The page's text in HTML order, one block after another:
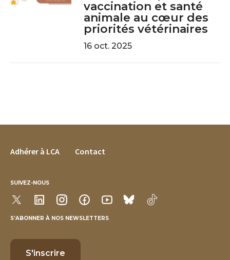
vaccination et santé
animale au cœur des
priorités vétérinaires
16 oct. 2025
FOOTER MENU
Adhérer à LCA Contact
SUIVEZ-NOUS
S’ABONNER À NOS NEWSLETTERS